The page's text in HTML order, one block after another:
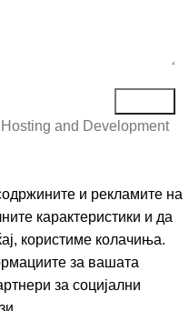
and Development
и рекламите на
карактеристики и да
користиме колачиња.
за вашата
за социјални